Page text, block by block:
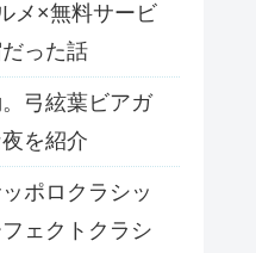
メ×無料サービ
った話
弓絃葉ビアガ
を紹介
ポロクラシッ
ェクトクラシ